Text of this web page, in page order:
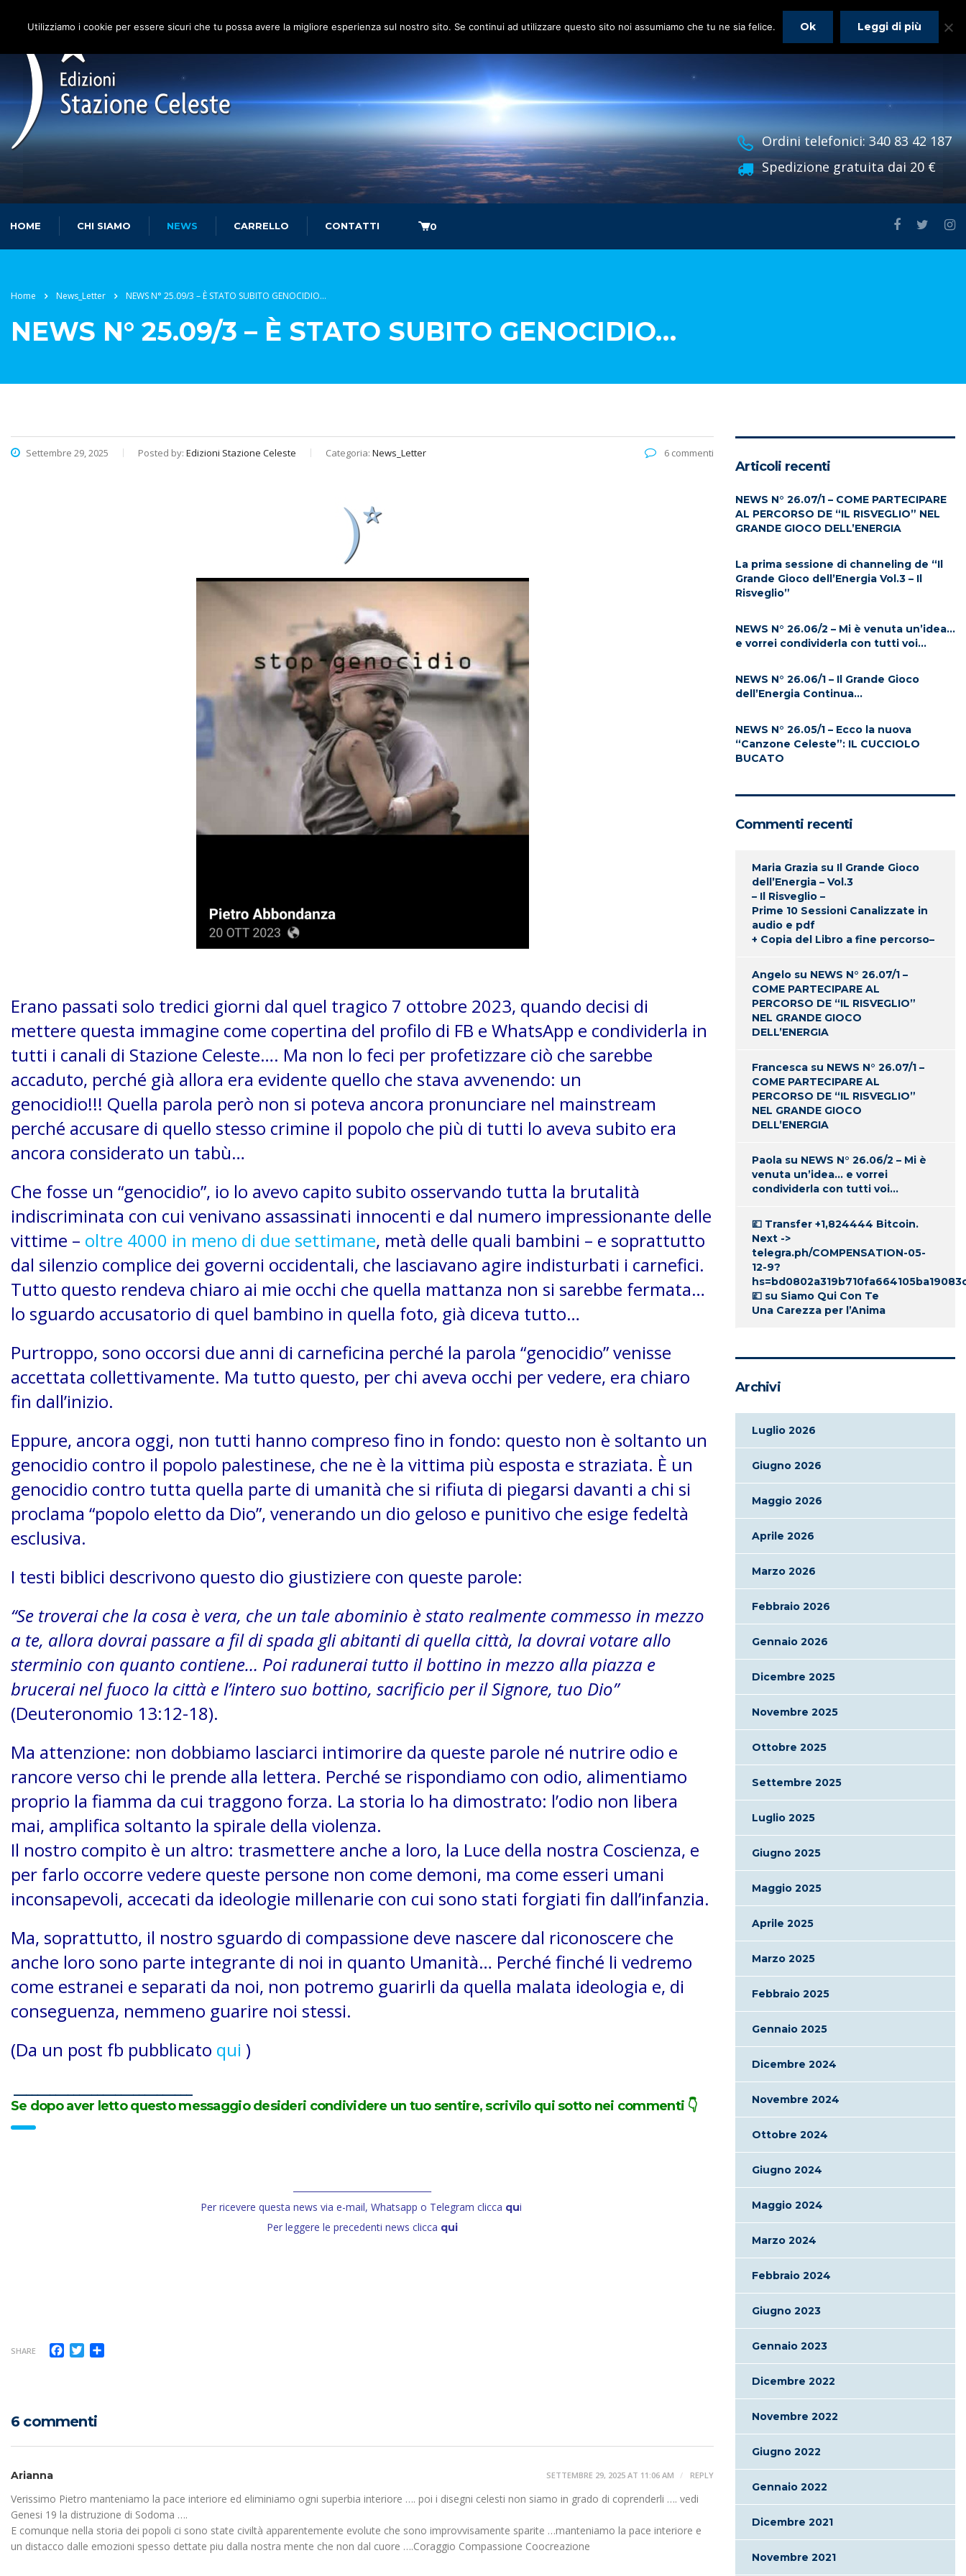
Ordini telefonici: 340 83 42 187
Spedizione gratuita dai 20 €
HOME CHI SIAMO NEWS CARRELLO CONTATTI 0
Home News_Letter NEWS N° 25.09/3 – È STATO SUBITO GENOCIDIO…
NEWS N° 25.09/3 – È STATO SUBITO GENOCIDIO…
Settembre 29, 2025 Posted by: Edizioni Stazione Celeste Categoria: News_Letter 6 commenti
Erano passati solo tredici giorni dal quel tragico 7 ottobre 2023, quando decisi di
mettere questa immagine come copertina del profilo di FB e WhatsApp e condividerla in
tutti i canali di Stazione Celeste…. Ma non lo feci per profetizzare ciò che sarebbe
accaduto, perché già allora era evidente quello che stava avvenendo: un
genocidio!!! Quella parola però non si poteva ancora pronunciare nel mainstream
perché accusare di quello stesso crimine il popolo che più di tutti lo aveva subito era
ancora considerato un tabù…
Che fosse un “genocidio”, io lo avevo capito subito osservando tutta la brutalità
indiscriminata con cui venivano assassinati innocenti e dal numero impressionante delle
vittime – oltre 4000 in meno di due settimane, metà delle quali bambini – e soprattutto
dal silenzio complice dei governi occidentali, che lasciavano agire indisturbati i carnefici.
Tutto questo rendeva chiaro ai mie occhi che quella mattanza non si sarebbe fermata…
lo sguardo accusatorio di quel bambino in quella foto, già diceva tutto…
Purtroppo, sono occorsi due anni di carneficina perché la parola “genocidio” venisse
accettata collettivamente. Ma tutto questo, per chi aveva occhi per vedere, era chiaro
fin dall’inizio.
Eppure, ancora oggi, non tutti hanno compreso fino in fondo: questo non è soltanto un
genocidio contro il popolo palestinese, che ne è la vittima più esposta e straziata. È un
genocidio contro tutta quella parte di umanità che si rifiuta di piegarsi davanti a chi si
proclama “popolo eletto da Dio”, venerando un dio geloso e punitivo che esige fedeltà
esclusiva.
I testi biblici descrivono questo dio giustiziere con queste parole:
“Se troverai che la cosa è vera, che un tale abominio è stato realmente commesso in mezzo
a te, allora dovrai passare a fil di spada gli abitanti di quella città, la dovrai votare allo
sterminio con quanto contiene… Poi radunerai tutto il bottino in mezzo alla piazza e
brucerai nel fuoco la città e l’intero suo bottino, sacrificio per il Signore, tuo Dio”
(Deuteronomio 13:12-18).
Ma attenzione: non dobbiamo lasciarci intimorire da queste parole né nutrire odio e
rancore verso chi le prende alla lettera. Perché se rispondiamo con odio, alimentiamo
proprio la fiamma da cui traggono forza. La storia lo ha dimostrato: l’odio non libera
mai, amplifica soltanto la spirale della violenza.
Il nostro compito è un altro: trasmettere anche a loro, la Luce della nostra Coscienza, e
per farlo occorre vedere queste persone non come demoni, ma come esseri umani
inconsapevoli, accecati da ideologie millenarie con cui sono stati forgiati fin dall’infanzia.
Ma, soprattutto, il nostro sguardo di compassione deve nascere dal riconoscere che
anche loro sono parte integrante di noi in quanto Umanità… Perché finché li vedremo
come estranei e separati da noi, non potremo guarirli da quella malata ideologia e, di
conseguenza, nemmeno guarire noi stessi.
(Da un post fb pubblicato qui )
Se dopo aver letto questo messaggio desideri condividere un tuo sentire, scrivilo qui sotto nei commenti 👇
Per ricevere questa news via e-mail, Whatsapp o Telegram clicca qui
Per leggere le precedenti news clicca qui
SHARE Facebook
Twitter
6 commenti
Arianna SETTEMBRE 29, 2025 AT 11:06 AM REPLY
Verissimo Pietro manteniamo la pace interiore ed eliminiamo ogni superbia interiore …. poi i disegni celesti non siamo in grado di coprenderli …. vedi
Genesi 19 la distruzione di Sodoma ….
E comunque nella storia dei popoli ci sono state civiltà apparentemente evolute che sono improvvisamente sparite …manteniamo la pace interiore e
un distacco dalle emozioni spesso dettate piu dalla nostra mente che non dal cuore ….Coraggio Compassione Coocreazione
Articoli recenti
NEWS N° 26.07/1 – COME PARTECIPARE
AL PERCORSO DE “IL RISVEGLIO” NEL
GRANDE GIOCO DELL’ENERGIA
La prima sessione di channeling de “Il
Grande Gioco dell’Energia Vol.3 – Il
Risveglio”
NEWS N° 26.06/2 – Mi è venuta un’idea…
e vorrei condividerla con tutti voi…
NEWS N° 26.06/1 – Il Grande Gioco
dell’Energia Continua…
NEWS N° 26.05/1 – Ecco la nuova
“Canzone Celeste”: IL CUCCIOLO
BUCATO
Commenti recenti
Maria Grazia su Il Grande Gioco
dell’Energia – Vol.3
– Il Risveglio –
Prime 10 Sessioni Canalizzate in
audio e pdf
+ Copia del Libro a fine percorso–
Angelo su NEWS N° 26.07/1 –
COME PARTECIPARE AL
PERCORSO DE “IL RISVEGLIO”
NEL GRANDE GIOCO
DELL’ENERGIA
Francesca su NEWS N° 26.07/1 –
COME PARTECIPARE AL
PERCORSO DE “IL RISVEGLIO”
NEL GRANDE GIOCO
DELL’ENERGIA
Paola su NEWS N° 26.06/2 – Mi è
venuta un’idea… e vorrei
condividerla con tutti voi…
💷 Transfer +1,824444 Bitcoin.
Next ->
telegra.ph/COMPENSATION-05-
12-9?
💷 su Siamo Qui Con Te
Una Carezza per l’Anima
Archivi
Luglio 2026
Giugno 2026
Maggio 2026
Aprile 2026
Marzo 2026
Febbraio 2026
Gennaio 2026
Dicembre 2025
Novembre 2025
Ottobre 2025
Settembre 2025
Luglio 2025
Giugno 2025
Maggio 2025
Aprile 2025
Marzo 2025
Febbraio 2025
Gennaio 2025
Dicembre 2024
Novembre 2024
Ottobre 2024
Giugno 2024
Maggio 2024
Marzo 2024
Febbraio 2024
Giugno 2023
Gennaio 2023
Dicembre 2022
Novembre 2022
Giugno 2022
Gennaio 2022
Dicembre 2021
Novembre 2021
Utilizziamo i cookie per essere sicuri che tu possa avere la migliore esperienza sul nostro sito. Se continui ad utilizzare questo sito noi assumiamo che tu ne sia felice. Ok Leggi di più